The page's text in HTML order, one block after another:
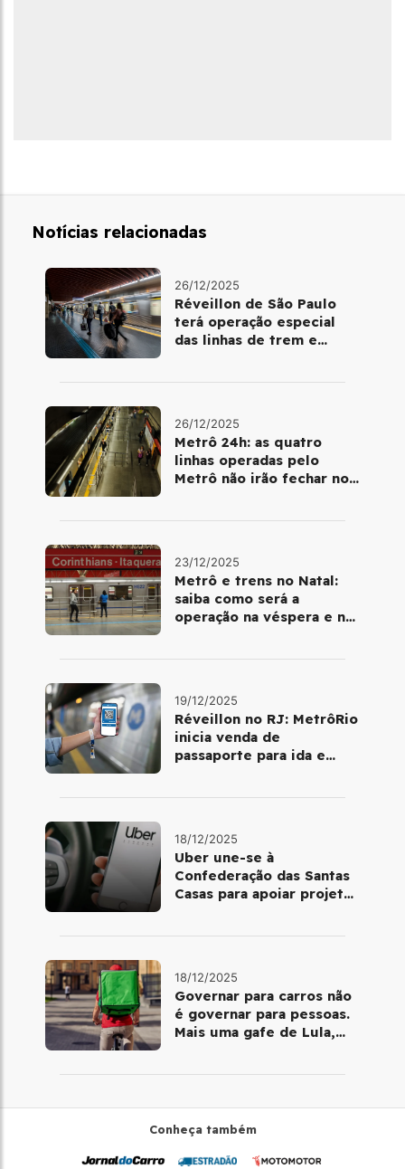
Notícias relacionadas
26/12/2025
Réveillon de São Paulo
terá operação especial
das linhas de trem e
26/12/2025
Metrô 24h: as quatro
linhas operadas pelo
Metrô não irão fechar no
23/12/2025
Metrô e trens no Natal:
saiba como será a
operação na véspera e no
19/12/2025
Réveillon no RJ: MetrôRio
inicia venda de
passaporte para ida e
18/12/2025
Uber une-se à
Confederação das Santas
Casas para apoiar projetos
18/12/2025
Governar para carros não
é governar para pessoas.
Mais uma gafe de Lula,
Conheça também